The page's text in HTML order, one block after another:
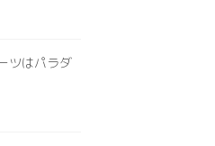
ツはパラダ